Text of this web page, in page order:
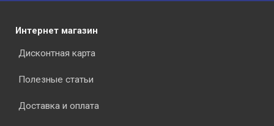
Интернет магазин
Дисконтная карта
Полезные статьи
Доставка и оплата